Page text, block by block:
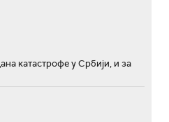
катастрофе у Србији, и за